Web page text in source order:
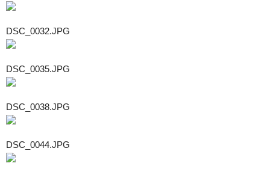
DSC_0032.JPG
DSC_0035.JPG
DSC_0038.JPG
DSC_0044.JPG